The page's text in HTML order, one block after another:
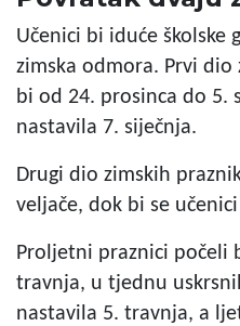
Učenici bi iduće
zimska odmora. Prvi
bi od 24. prosinca do 5.
nastavila 7. siječnja.
Drugi dio zimskih
veljače, dok bi se
Proljetni praznici počeli
travnja, u tjednu
nastavila 5. travnja, a